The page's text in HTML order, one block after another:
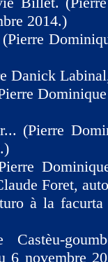
2014.)
Danick
(Pierre
Foret,
à la
6 novembre